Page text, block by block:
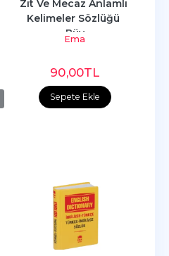
Sepete Ekle
Zıt Ve Mecaz Anlamlı
Kelimeler Sözlüğü
Büy
Ema
90,00TL